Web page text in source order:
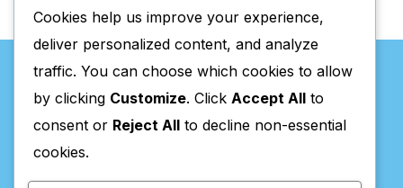
Valpaços Online
Cookies help us improve your experience,
deliver personalized content, and analyze
traffic. You can choose which cookies to allow
by clicking Customize. Click Accept All to
consent or Reject All to decline non-essential
cookies.